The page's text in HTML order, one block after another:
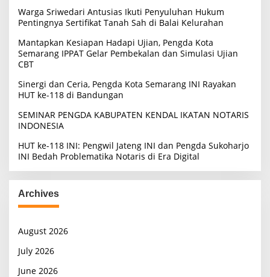
r
:
Warga Sriwedari Antusias Ikuti Penyuluhan Hukum
Pentingnya Sertifikat Tanah Sah di Balai Kelurahan
Mantapkan Kesiapan Hadapi Ujian, Pengda Kota
Semarang IPPAT Gelar Pembekalan dan Simulasi Ujian
CBT
Sinergi dan Ceria, Pengda Kota Semarang INI Rayakan
HUT ke-118 di Bandungan
SEMINAR PENGDA KABUPATEN KENDAL IKATAN NOTARIS
INDONESIA
HUT ke-118 INI: Pengwil Jateng INI dan Pengda Sukoharjo
INI Bedah Problematika Notaris di Era Digital
Archives
August 2026
July 2026
June 2026